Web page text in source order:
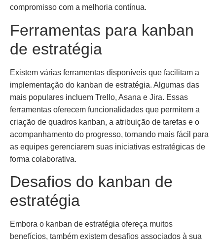
compromisso com a melhoria contínua.
Ferramentas para kanban
de estratégia
Existem várias ferramentas disponíveis que facilitam a
implementação do kanban de estratégia. Algumas das
mais populares incluem Trello, Asana e Jira. Essas
ferramentas oferecem funcionalidades que permitem a
criação de quadros kanban, a atribuição de tarefas e o
acompanhamento do progresso, tornando mais fácil para
as equipes gerenciarem suas iniciativas estratégicas de
forma colaborativa.
Desafios do kanban de
estratégia
Embora o kanban de estratégia ofereça muitos
benefícios, também existem desafios associados à sua